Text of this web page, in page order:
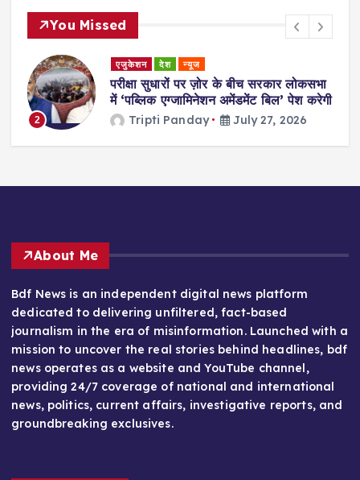
You Missed
2
एजुकेशन देश न्यूज
परीक्षा सुधारों पर ज़ोर के बीच सरकार लोकसभा
में ‘पब्लिक एग्जामिनेशन अमेंडमेंट बिल’ पेश करेगी
Tripti Panday July 27, 2026
About Me
Bdf News is an independent digital news platform
dedicated to delivering unfiltered, fact-based
journalism in the era of misinformation. Launched with a
mission to uncover the real stories behind headlines, bdf
news operates as a website and YouTube channel,
providing 24/7 coverage of national and international
news, politics, current affairs, investigative reports, and
groundbreaking exclusives.